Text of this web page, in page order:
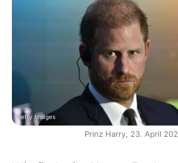
Getty Images
Prinz Harry, 23. April